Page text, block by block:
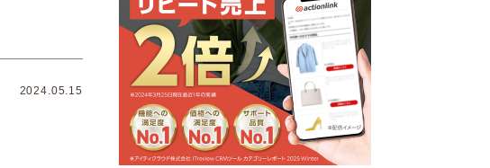
2024.05.15